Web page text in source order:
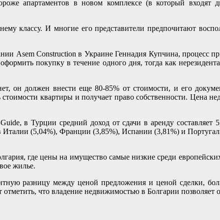
апартаментов в новом комплексе (в который входят
классу. И многие его представители предпочитают
Asem Construction в Украине Геннадия Купчина, процесс
покупку в течение одного дня, тогда как
он должен внести еще 80-85% от стоимости, и его
квартиры и получает право собственности. Цена
в Турции средний доход от сдачи в аренду
(5,04%), Франции (3,85%), Испании (3,81%) и
где цены на имущество самые низкие среди
жилье.
разницу между ценой предложения и ценой сделки,
что владение недвижимостью в Болгарии позволяет